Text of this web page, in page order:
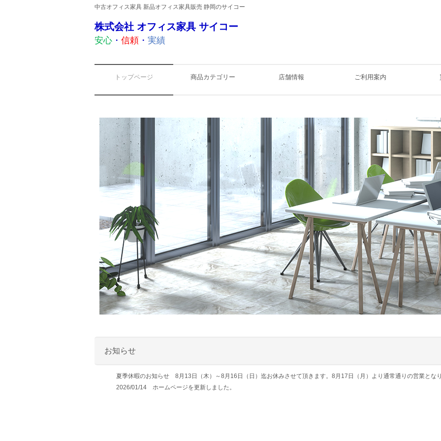
中古オフィス家具 新品オフィス家具販売 静岡のサイコー
株式会社 オフィス家具 サイコー
安心 ・ 信頼 ・ 実績
トップページ 商品カテゴリー 店舗情報 ご利用案内
お知らせ
夏季休暇のお知らせ 8月13日（木）～8月16日（日）迄お休みさせて頂きます。8月17日（月）より通常通りの営業とな
2026/01/14 ホームページを更新しました。